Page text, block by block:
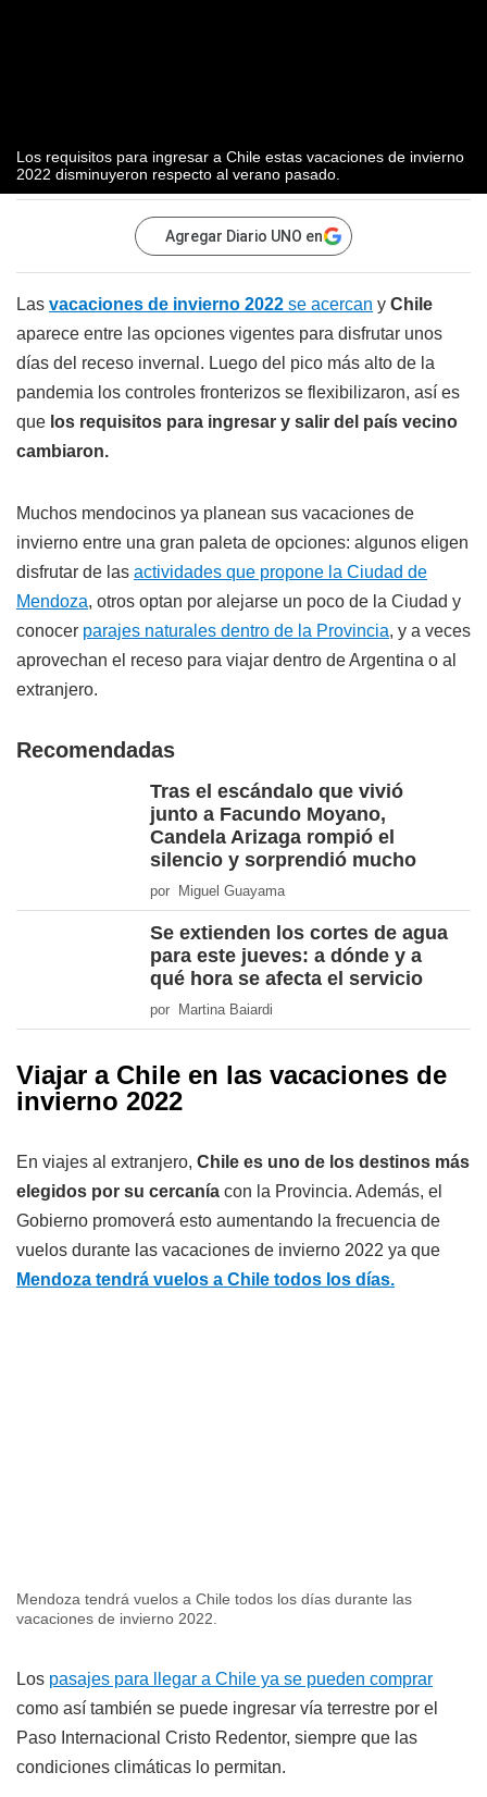
Los requisitos para ingresar a Chile estas vacaciones de invierno
2022 disminuyeron respecto al verano pasado.
Agregar Diario UNO en
Las vacaciones de invierno 2022 se acercan y Chile
aparece entre las opciones vigentes para disfrutar unos
días del receso invernal. Luego del pico más alto de la
pandemia los controles fronterizos se flexibilizaron, así es
que los requisitos para ingresar y salir del país vecino
cambiaron.
Muchos mendocinos ya planean sus vacaciones de
invierno entre una gran paleta de opciones: algunos eligen
disfrutar de las actividades que propone la Ciudad de
Mendoza, otros optan por alejarse un poco de la Ciudad y
conocer parajes naturales dentro de la Provincia, y a veces
aprovechan el receso para viajar dentro de Argentina o al
extranjero.
Recomendadas
Tras el escándalo que vivió
junto a Facundo Moyano,
Candela Arizaga rompió el
silencio y sorprendió mucho
por Miguel Guayama
Se extienden los cortes de agua
para este jueves: a dónde y a
qué hora se afecta el servicio
por Martina Baiardi
Viajar a Chile en las vacaciones de
invierno 2022
En viajes al extranjero, Chile es uno de los destinos más
elegidos por su cercanía con la Provincia. Además, el
Gobierno promoverá esto aumentando la frecuencia de
vuelos durante las vacaciones de invierno 2022 ya que
Mendoza tendrá vuelos a Chile todos los días.
Mendoza tendrá vuelos a Chile todos los días durante las
vacaciones de invierno 2022.
Los pasajes para llegar a Chile ya se pueden comprar
como así también se puede ingresar vía terrestre por el
Paso Internacional Cristo Redentor, siempre que las
condiciones climáticas lo permitan.